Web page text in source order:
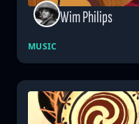
Wim Philips
MUSIC